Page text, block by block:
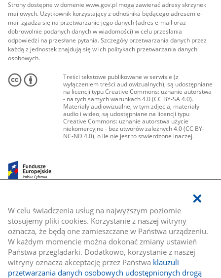
W celu świadczenia usług na najwyższym poziomie
stosujemy pliki cookies. Korzystanie z naszej witryny
oznacza, że będą one zamieszczane w Państwa urządzeniu.
W każdym momencie można dokonać zmiany ustawień
Państwa przeglądarki. Dodatkowo, korzystanie z naszej
witryny oznacza akceptację przez Państwa klauzuli
przetwarzania danych osobowych udostępnionych drogą
Strony dostępne w domenie www.gov.pl mogą zawierać adresy skrzynek
mailowych. Użytkownik korzystający z odnośnika będącego adresem e-
mail zgadza się na przetwarzanie jego danych (adres e-mail oraz
dobrowolnie podanych danych w wiadomości) w celu przesłania
odpowiedzi na przesłane pytania. Szczegóły przetwarzania danych przez
każdą z jednostek znajdują się w ich politykach przetwarzania danych
osobowych.
Treści tekstowe publikowane w serwisie (z
wyłączeniem treści audiowizualnych), są udostępniane
na licencji typu Creative Commons: uznanie autorstwa
- na tych samych warunkach 4.0 (CC BY-SA 4.0).
Materiały audiowizualne, w tym zdjęcia, materiały
audio i wideo, są udostępniane na licencji typu
Creative Commons: uznanie autorstwa użycie
niekomercyjne - bez utworów zależnych 4.0 (CC BY-
NC-ND 4.0), o ile nie jest to stwierdzone inaczej.